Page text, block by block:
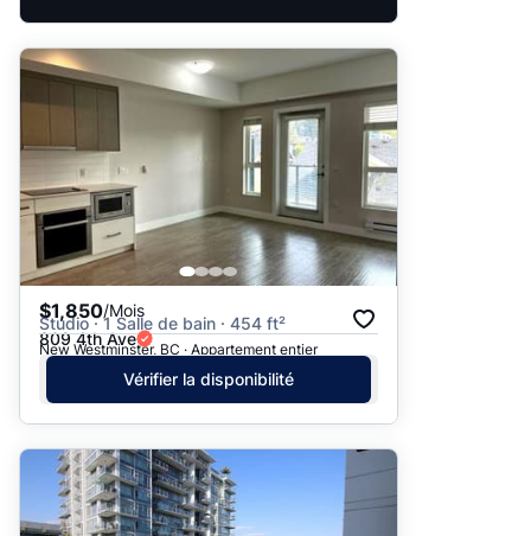
$1,850/Mois
Studio · 1 Salle de bain · 454 ft²
809 4th Ave
New Westminster, BC · Appartement entier
Vérifier la disponibilité